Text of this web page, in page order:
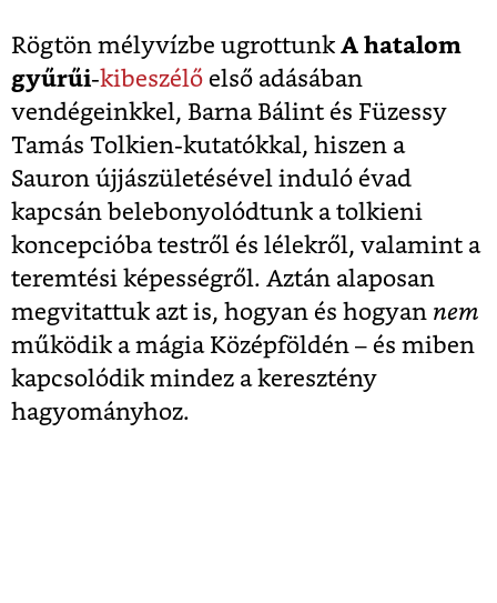
Rögtön mélyvízbe ugrottunk A hatalom
gyűrűi-kibeszélő első adásában
vendégeinkkel, Barna Bálint és Füzessy
Tamás Tolkien-kutatókkal, hiszen a
Sauron újjászületésével induló évad
kapcsán belebonyolódtunk a tolkieni
koncepcióba testről és lélekről, valamint a
teremtési képességről. Aztán alaposan
megvitattuk azt is, hogyan és hogyan nem
működik a mágia Középföldén – és miben
kapcsolódik mindez a keresztény
hagyományhoz.